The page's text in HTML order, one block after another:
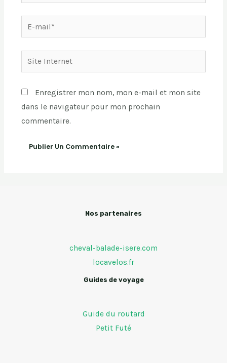
E-
mail*
Site
Internet
Enregistrer mon nom, mon e-mail et mon site
dans le navigateur pour mon prochain
commentaire.
Nos partenaires
cheval-balade-isere.com
locavelos.fr
Guides de voyage
Guide du routard
Petit Futé